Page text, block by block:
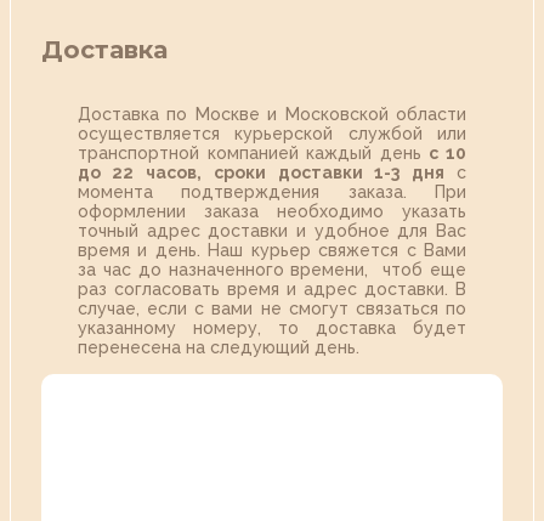
Доставка
Доставка по Москве и Московской области
осуществляется курьерской службой или
транспортной компанией каждый день с 10
до 22 часов,
сроки доставки 1-3 дня с
момента подтверждения заказа. При
оформлении заказа необходимо указать
точный адрес доставки и удобное для Вас
время и день. Наш курьер свяжется с Вами
за час до назначенного времени, чтоб еще
раз согласовать время и адрес доставки. В
случае, если с вами не смогут связаться по
указанному номеру, то доставка будет
перенесена на следующий день.